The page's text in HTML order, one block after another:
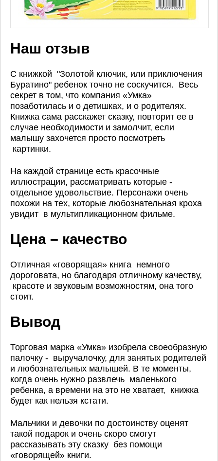
Наш отзыв
С книжкой "Золотой ключик, или приключения
Буратино" ребенок точно не соскучится. Весь
секрет в том, что компания «Умка»
позаботилась и о детишках, и о родителях.
Книжка сама расскажет сказку, повторит ее в
случае необходимости и замолчит, если
малышу захочется просто посмотреть
картинки.
На каждой странице есть красочные
иллюстрации, рассматривать которые -
отдельное удовольствие. Персонажи очень
похожи на тех, которые любознательная кроха
увидит в мультипликационном фильме.
Цена – качество
Отличная «говорящая» книга немного
дороговата, но благодаря отличному качеству,
красоте и звуковым возможностям, она того
стоит.
Вывод
Торговая марка «Умка» изобрела своеобразную
палочку - выручалочку, для занятых родителей
и любознательных малышей. В те моменты,
когда очень нужно развлечь маленького
ребенка, а времени на это не хватает, книжка
будет как нельзя кстати.
Мальчики и девочки по достоинству оценят
такой подарок и очень скоро смогут
рассказывать эту сказку без помощи
«говорящей» книги.